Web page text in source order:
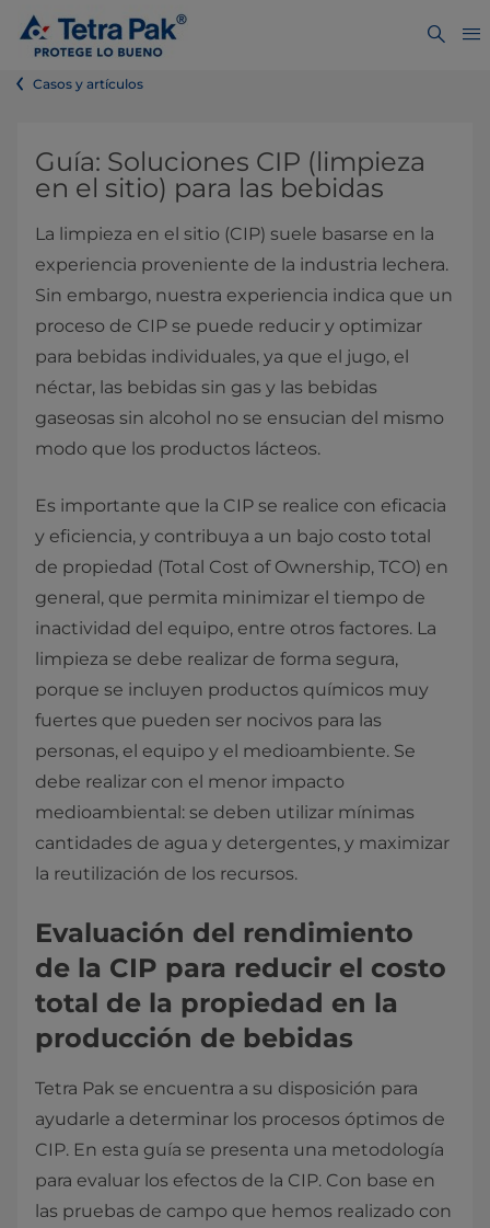
Casos y artículos
Guía: Soluciones CIP (limpieza
en el sitio) para las bebidas
La limpieza en el sitio (CIP) suele basarse en la
experiencia proveniente de la industria lechera.
Sin embargo, nuestra experiencia indica que un
proceso de CIP se puede reducir y optimizar
para bebidas individuales, ya que el jugo, el
néctar, las bebidas sin gas y las bebidas
gaseosas sin alcohol no se ensucian del mismo
modo que los productos lácteos.
Es importante que la CIP se realice con eficacia
y eficiencia, y contribuya a un bajo costo total
de propiedad (Total Cost of Ownership, TCO) en
general, que permita minimizar el tiempo de
inactividad del equipo, entre otros factores. La
limpieza se debe realizar de forma segura,
porque se incluyen productos químicos muy
fuertes que pueden ser nocivos para las
personas, el equipo y el medioambiente. Se
debe realizar con el menor impacto
medioambiental: se deben utilizar mínimas
cantidades de agua y detergentes, y maximizar
la reutilización de los recursos.
Evaluación del rendimiento
de la CIP para reducir el costo
total de la propiedad en la
producción de bebidas
Tetra Pak se encuentra a su disposición para
ayudarle a determinar los procesos óptimos de
CIP. En esta guía se presenta una metodología
para evaluar los efectos de la CIP. Con base en
las pruebas de campo que hemos realizado con